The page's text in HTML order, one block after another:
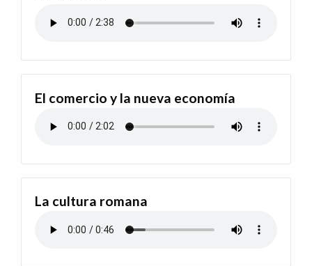
El comercio y la nueva economía
La cultura romana